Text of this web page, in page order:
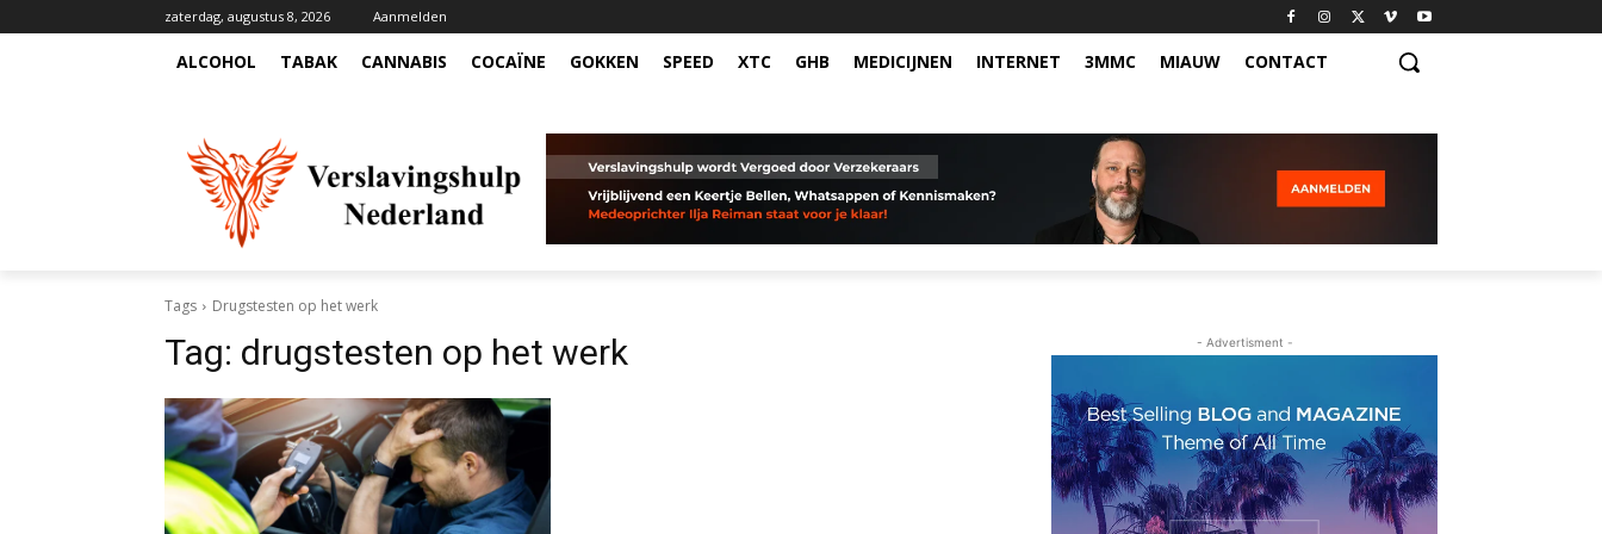
zaterdag, augustus 8, 2026 Aanmelden
ALCOHOL TABAK CANNABIS COCAÏNE GOKKEN SPEED XTC GHB MEDICIJNEN INTERNET 3MMC MIAUW CONTACT
Tags Drugstesten op het werk
Tag: drugstesten op het werk - Advertisment -